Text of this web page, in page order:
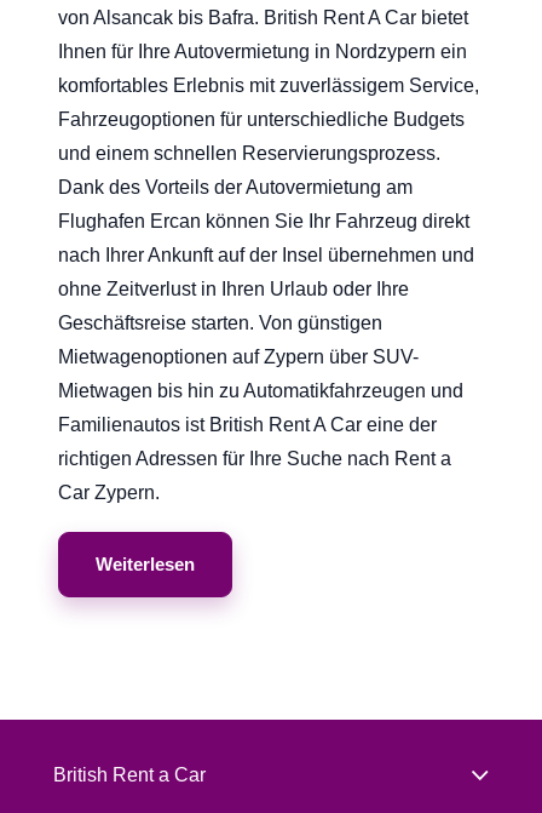
von Alsancak bis Bafra. British Rent A Car bietet
Ihnen für Ihre Autovermietung in Nordzypern ein
komfortables Erlebnis mit zuverlässigem Service,
Fahrzeugoptionen für unterschiedliche Budgets
und einem schnellen Reservierungsprozess.
Dank des Vorteils der Autovermietung am
Flughafen Ercan können Sie Ihr Fahrzeug direkt
nach Ihrer Ankunft auf der Insel übernehmen und
ohne Zeitverlust in Ihren Urlaub oder Ihre
Geschäftsreise starten. Von günstigen
Mietwagenoptionen auf Zypern über SUV-
Mietwagen bis hin zu Automatikfahrzeugen und
Familienautos ist British Rent A Car eine der
richtigen Adressen für Ihre Suche nach Rent a
Car Zypern.
Weiterlesen
British Rent a Car